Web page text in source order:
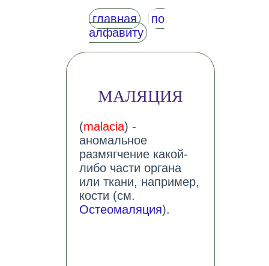
главная
по
алфавиту
МАЛЯЦИЯ
(malacia) -
аномальное
размягчение какой-
либо части органа
или ткани, например,
кости (см.
Остеомаляция).